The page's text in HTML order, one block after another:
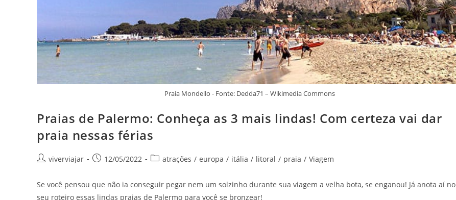
Praia Mondello - Fonte: Dedda71 – Wikimedia Commons
Praias de Palermo: Conheça as 3 mais lindas! Com certeza vai dar
praia nessas férias
Autorviverviajar
Post12/05/2022
Categoria
post:
atrações / europa / itália / litoral / praia / Viagem
Se você pensou que não ia conseguir pegar nem um solzinho durante sua viagem a velha bota, se enganou! Já anota aí no
seu roteiro essas lindas praias de Palermo para você se bronzear!